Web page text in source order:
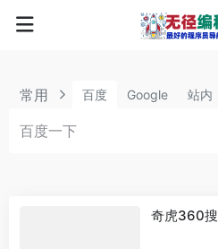
常用 百度 Google 站内